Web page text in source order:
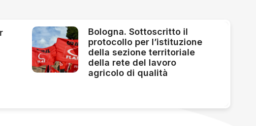
Bologna. Sottoscritto il
protocollo per l’istituzione
della sezione territoriale
della rete del lavoro
agricolo di qualità